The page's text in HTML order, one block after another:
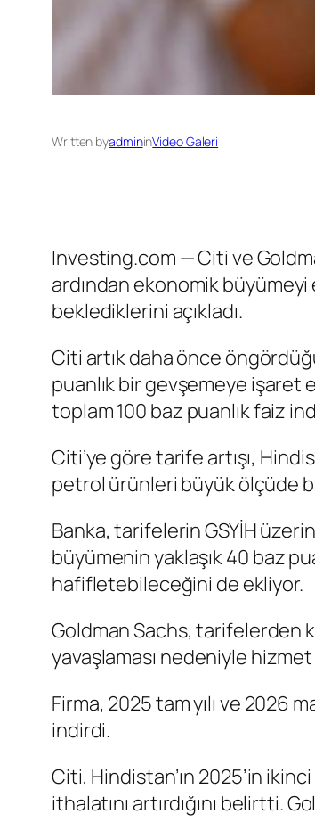
Written byadmininVideo Galeri
Investing.com — Citi ve
ardından ekonomik
beklediklerini açıkladı.
Citi artık daha önce
puanlık bir gevşemeye işaret
toplam 100 baz puanlık faiz
Citi’ye göre tarife artışı,
petrol ürünleri büyük ölçüde
Banka, tarifelerin GSYİH
büyümenin yaklaşık 40 baz
hafifletebileceğini de ekliyor.
Goldman Sachs, tarifelerden
yavaşlaması nedeniyle
Firma, 2025 tam yılı ve 2026
indirdi.
Citi, Hindistan’ın 2025’in
ithalatını artırdığını belirtti.